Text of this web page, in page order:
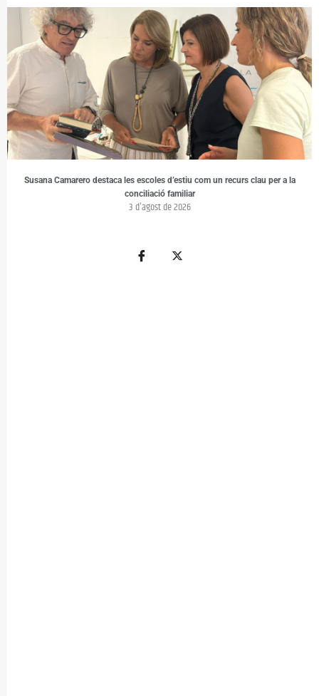
Susana Camarero destaca les escoles d’estiu com un recurs clau per a la
conciliació familiar
3 d'agost de 2026